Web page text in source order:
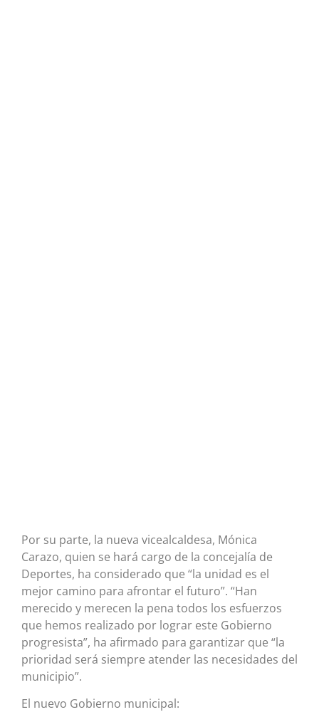
Por su parte, la nueva vicealcaldesa, Mónica
Carazo, quien se hará cargo de la concejalía de
Deportes, ha considerado que “la unidad es el
mejor camino para afrontar el futuro”. “Han
merecido y merecen la pena todos los esfuerzos
que hemos realizado por lograr este Gobierno
progresista”, ha afirmado para garantizar que “la
prioridad será siempre atender las necesidades del
municipio”.
El nuevo Gobierno municipal: